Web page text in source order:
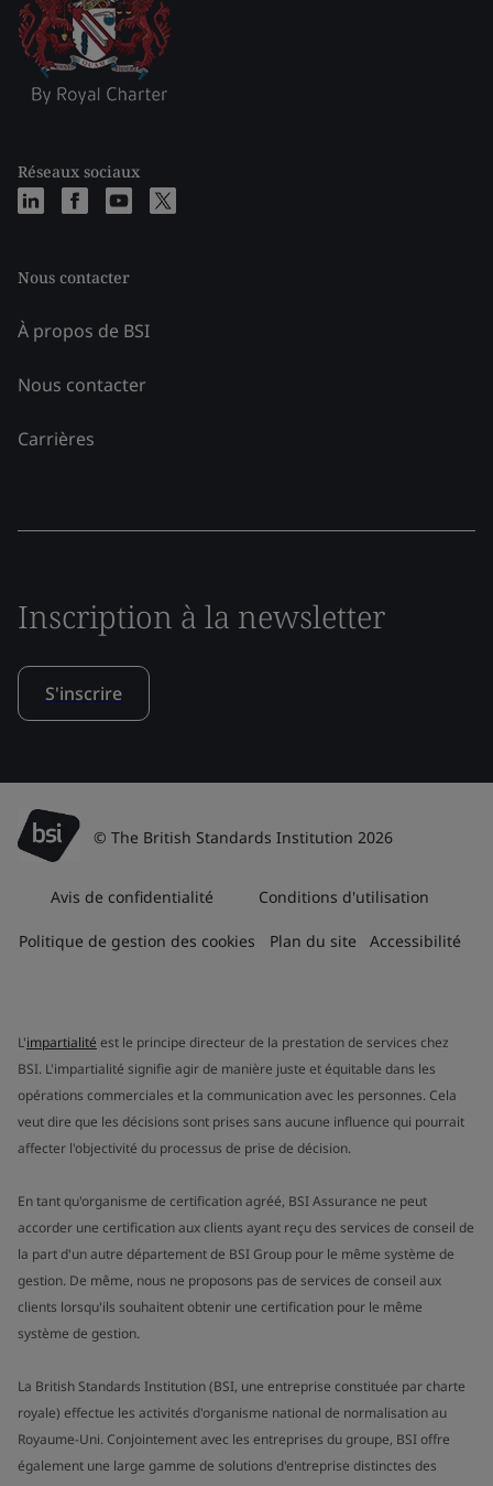
Réseaux sociaux
Nous contacter
À propos de BSI
Nous contacter
Carrières
Inscription à la newsletter
S'inscrire
© The British Standards Institution 2026
Avis de confidentialité Conditions d'utilisation
Politique de gestion des cookies Plan du site Accessibilité
L'impartialité est le principe directeur de la prestation de services chez
BSI. L'impartialité signifie agir de manière juste et équitable dans les
opérations commerciales et la communication avec les personnes. Cela
veut dire que les décisions sont prises sans aucune influence qui pourrait
affecter l'objectivité du processus de prise de décision.
En tant qu'organisme de certification agréé, BSI Assurance ne peut
accorder une certification aux clients ayant reçu des services de conseil de
la part d'un autre département de BSI Group pour le même système de
gestion. De même, nous ne proposons pas de services de conseil aux
clients lorsqu'ils souhaitent obtenir une certification pour le même
système de gestion.
La British Standards Institution (BSI, une entreprise constituée par charte
royale) effectue les activités d'organisme national de normalisation au
Royaume-Uni. Conjointement avec les entreprises du groupe, BSI offre
également une large gamme de solutions d'entreprise distinctes des